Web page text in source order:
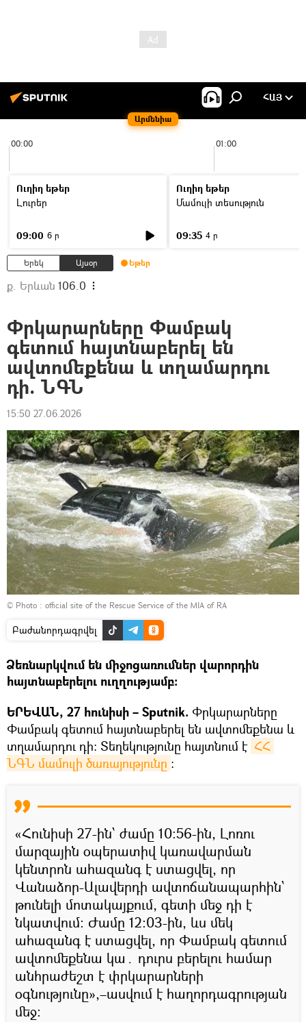
Արմենիա
ՀԱՅ
00:00 01:00
Ուղիղ եթեր
Լուրեր
09:00 6 ր
Ուղիղ եթեր
Մամուլի տեսություն
09:35 4 ր
Երեկ Այսօր Եթեր
ք. Երևան 106.0
Փրկարարները Փամբակ
գետում հայտնաբերել են
ավտոմեքենա և տղամարդու
դի. ՆԳՆ
15:50 27.06.2026
© Photo : official site of the Rescue Service of the MIA of RA
Բաժանորդագրվել
Ձեռնարկվում են միջոցառումներ վարորդին
հայտնաբերելու ուղղությամբ։
ԵՐԵՎԱՆ, 27 հունիսի – Sputnik. Փրկարարները
Փամբակ գետում հայտնաբերել են ավտոմեքենա և
տղամարդու դի։ Տեղեկությունը հայտնում է ՀՀ
ՆԳՆ մամուլի ծառայությունը ։
«Հունիսի 27-ին՝ ժամը 10։56-ին, Լոռու
մարզային օպերատիվ կառավարման
կենտրոն ահազանգ է ստացվել, որ
Վանաձոր-Ալավերդի ավտոճանապարհին՝
թունելի մոտակայքում, գետի մեջ դի է
նկատվում։ Ժամը 12։03-ին, ևս մեկ
ահազանգ է ստացվել, որ Փամբակ գետում
ավտոմեքենա կա․ դուրս բերելու համար
անհրաժեշտ է փրկարարների
օգնությունը»,–ասվում է հաղորդագրության
մեջ։